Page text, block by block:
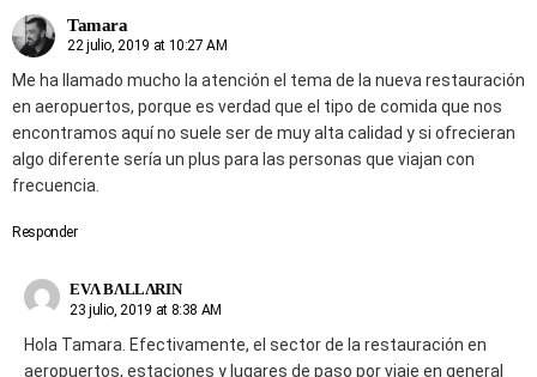
Tamara
22 julio, 2019 at 10:27 AM
Me ha llamado mucho la atención el tema de la nueva restauración
en aeropuertos, porque es verdad que el tipo de comida que nos
encontramos aquí no suele ser de muy alta calidad y si ofrecieran
algo diferente sería un plus para las personas que viajan con
frecuencia.
Responder
EVΛ BΛLLΛRIN
23 julio, 2019 at 8:38 AM
Hola Tamara. Efectivamente, el sector de la restauración en
aeropuertos, estaciones y lugares de paso por viaje en general